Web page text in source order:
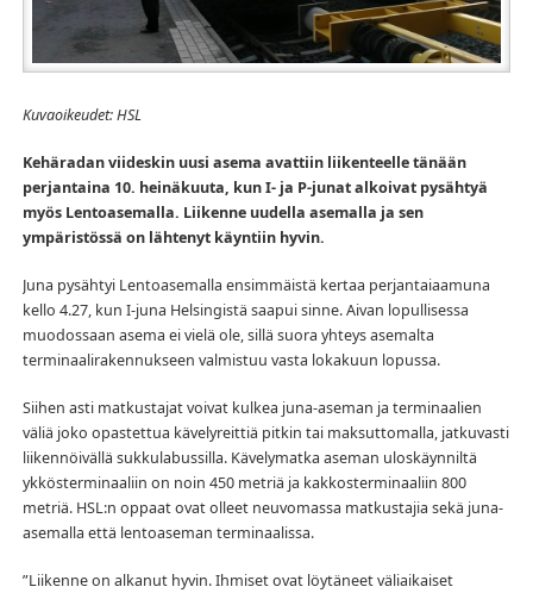
Kuvaoikeudet: HSL
Kehäradan viideskin uusi asema avattiin liikenteelle tänään
perjantaina 10. heinäkuuta, kun I- ja P-junat alkoivat pysähtyä
myös Lentoasemalla. Liikenne uudella asemalla ja sen
ympäristössä on lähtenyt käyntiin hyvin.
Juna pysähtyi Lentoasemalla ensimmäistä kertaa perjantaiaamuna
kello 4.27, kun I-juna Helsingistä saapui sinne. Aivan lopullisessa
muodossaan asema ei vielä ole, sillä suora yhteys asemalta
terminaalirakennukseen valmistuu vasta lokakuun lopussa.
Siihen asti matkustajat voivat kulkea juna-aseman ja terminaalien
väliä joko opastettua kävelyreittiä pitkin tai maksuttomalla, jatkuvasti
liikennöivällä sukkulabussilla. Kävelymatka aseman uloskäynniltä
ykkösterminaaliin on noin 450 metriä ja kakkosterminaaliin 800
metriä. HSL:n oppaat ovat olleet neuvomassa matkustajia sekä juna-
asemalla että lentoaseman terminaalissa.
”Liikenne on alkanut hyvin. Ihmiset ovat löytäneet väliaikaiset